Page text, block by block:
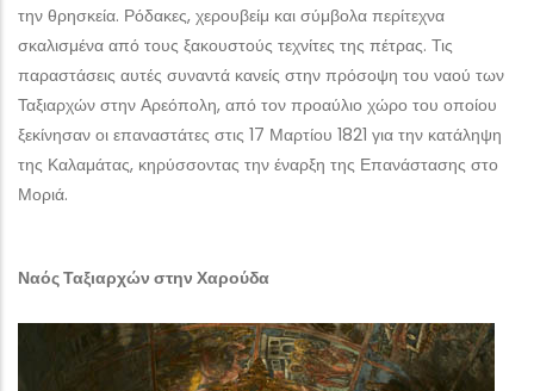
την θρησκεία. Ρόδακες, χερουβείμ και σύμβολα περίτεχνα
σκαλισμένα από τους ξακουστούς τεχνίτες της πέτρας. Τις
παραστάσεις αυτές συναντά κανείς στην πρόσοψη του ναού των
Ταξιαρχών στην Αρεόπολη, από τον προαύλιο χώρο του οποίου
ξεκίνησαν οι επαναστάτες στις 17 Μαρτίου 1821 για την κατάληψη
της Καλαμάτας, κηρύσσοντας την έναρξη της Επανάστασης στο
Μοριά.
Ναός Ταξιαρχών στην Χαρούδα